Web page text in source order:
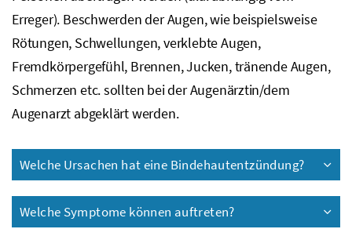
Erreger). Beschwerden der Augen, wie beispielsweise
Rötungen, Schwellungen, verklebte Augen,
Fremdkörpergefühl, Brennen, Jucken, tränende Augen,
Schmerzen etc.sollten bei der Augenärztin/dem
Augenarzt abgeklärt werden.
Welche Ursachen hat eine Bindehautentzündung?
Welche Symptome können auftreten?